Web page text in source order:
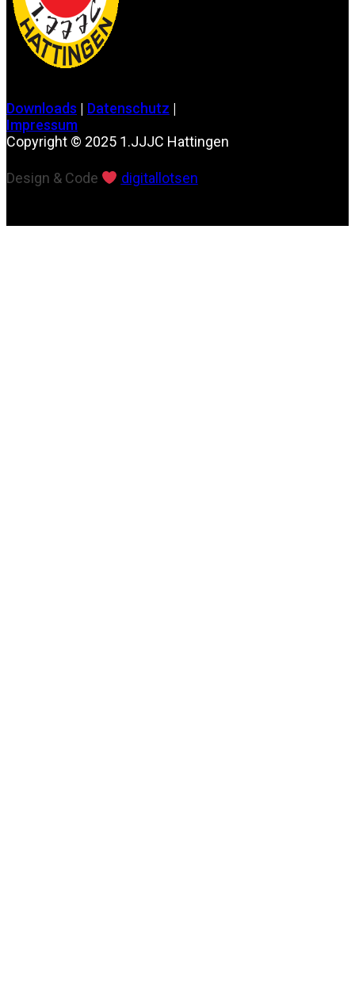
Downloads | Datenschutz |
Impressum
Copyright © 2025 1.JJJC Hattingen
Design & Code digitallotsen